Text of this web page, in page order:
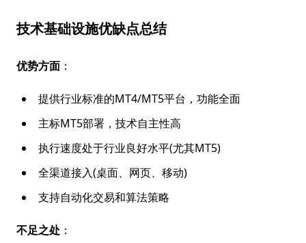
技术基础设施优缺点总结
优势方面 ：
提供行业标准的MT4/MT5平台，功能全面
主标MT5部署，技术自主性高
执行速度处于行业良好水平(尤其MT5)
全渠道接入(桌面、网页、移动)
支持自动化交易和算法策略
不足之处 ：